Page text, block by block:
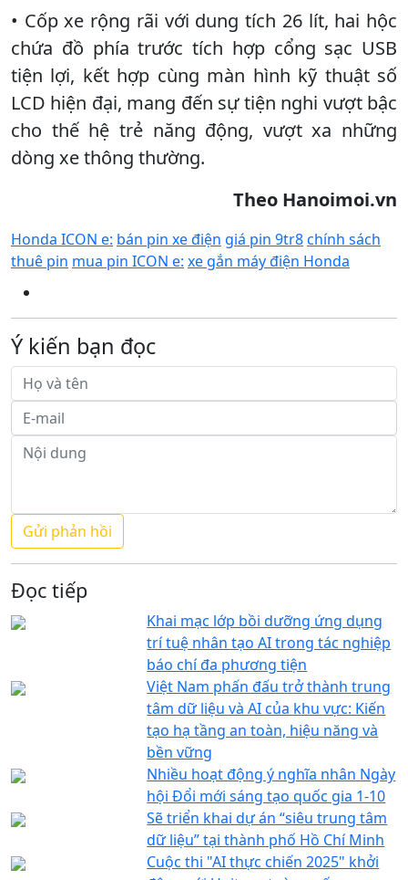
• Cốp xe rộng rãi với dung tích 26 lít, hai hộc
chứa đồ phía trước tích hợp cổng sạc USB
tiện lợi, kết hợp cùng màn hình kỹ thuật số
LCD hiện đại, mang đến sự tiện nghi vượt bậc
cho thế hệ trẻ năng động, vượt xa những
dòng xe thông thường.
Theo Hanoimoi.vn
Honda ICON e: bán pin xe điện giá pin 9tr8chính sách
thuê pin mua pin ICON e: xe gắn máy điện Honda
Ý kiến bạn đọc
Đọc tiếp
Khai mạc lớp bồi dưỡng ứng dụng
trí tuệ nhân tạo AI trong tác nghiệp
báo chí đa phương tiện
Việt Nam phấn đấu trở thành trung
tâm dữ liệu và AI của khu vực: Kiến
tạo hạ tầng an toàn, hiệu năng và
bền vững
Nhiều hoạt động ý nghĩa nhân Ngày
hội Đổi mới sáng tạo quốc gia 1-10
Sẽ triển khai dự án “siêu trung tâm
dữ liệu” tại thành phố Hồ Chí Minh
Cuộc thi "AI thực chiến 2025" khởi